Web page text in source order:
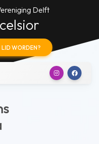
Delft
LID WORDEN?